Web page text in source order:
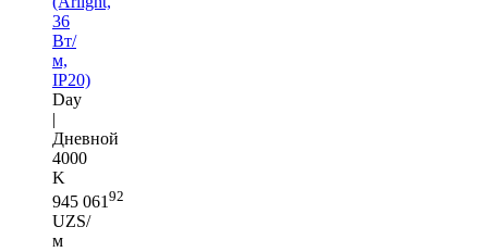
36
Вт/
м,
IP20)
Day
|
Дневной
4000
K
945 061 92
UZS/
м